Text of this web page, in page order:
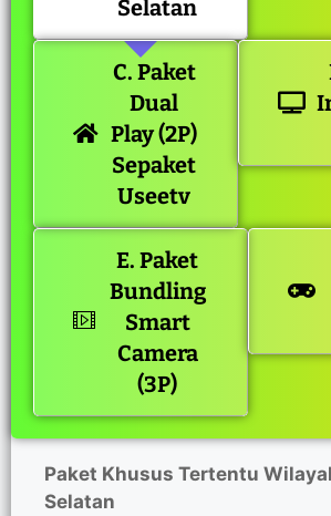
Selatan
C. Paket
Dual
Play (2P)
Sepaket
Useetv
E. Paket
Bundling
Smart
Camera
(3P)
Paket Khusus Tertentu
Selatan